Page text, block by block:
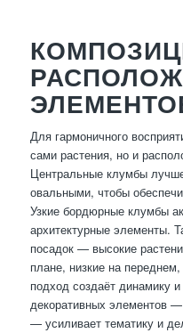
Для гармоничного
сами растения, но и
Центральные клумбы
овальными, чтобы
Узкие бордюрные клумбы
архитектурные элементы.
посадок — высокие
плане, низкие на
подход создаёт динамику
декоративных элементов
— усиливает тематику и